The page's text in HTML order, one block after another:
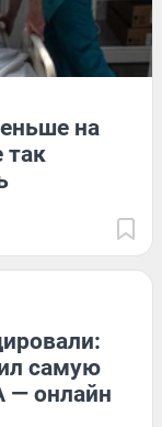
на
так
самую
— онлайн